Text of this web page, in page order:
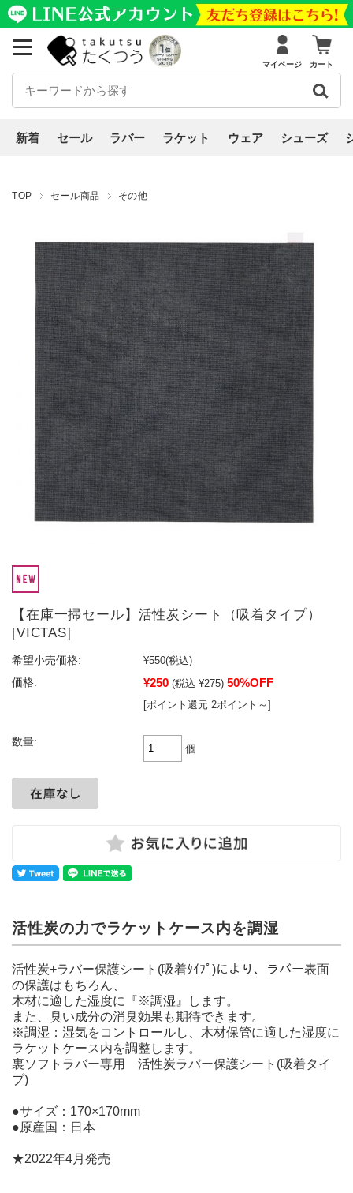
マイページ カート
新着 セール ラバー ラケット ウェア シューズ
TOP セール商品 その他
【在庫一掃セール】活性炭シート（吸着タイプ）
[VICTAS]
希望小売価格: ¥550(税込)
価格:
¥250 (税込 ¥275) 50%OFF
[ポイント還元 2ポイント～]
数量:
個
活性炭の力でラケットケース内を調湿
活性炭+ラバー保護シート(吸着ﾀｲﾌﾟ)により、ラバー表面
の保護はもちろん、
木材に適した湿度に『※調湿』します。
また、臭い成分の消臭効果も期待できます。
※調湿：湿気をコントロールし、木材保管に適した湿度に
ラケットケース内を調整します。
裏ソフトラバー専用 活性炭ラバー保護シート(吸着タイ
プ)
●サイズ：170×170mm
●原産国：日本
★2022年4月発売